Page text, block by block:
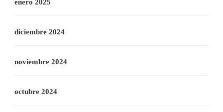
enero 2025
diciembre 2024
noviembre 2024
octubre 2024